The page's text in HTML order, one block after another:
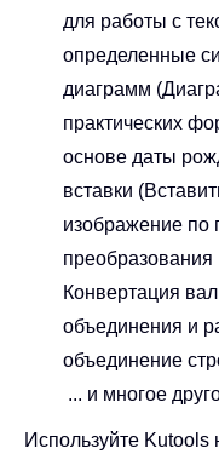
для работы с
определенные
диаграмм
практических
основе даты
вставки
изображение по
преобразования
Конвертация
объединения и
объединение
... и многое
Используйте